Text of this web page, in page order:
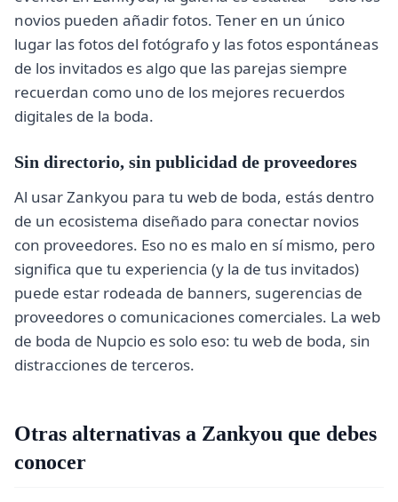
novios pueden añadir fotos. Tener en un único
lugar las fotos del fotógrafo y las fotos espontáneas
de los invitados es algo que las parejas siempre
recuerdan como uno de los mejores recuerdos
digitales de la boda.
Sin directorio, sin publicidad de proveedores
Al usar Zankyou para tu web de boda, estás dentro
de un ecosistema diseñado para conectar novios
con proveedores. Eso no es malo en sí mismo, pero
significa que tu experiencia (y la de tus invitados)
puede estar rodeada de banners, sugerencias de
proveedores o comunicaciones comerciales. La web
de boda de Nupcio es solo eso: tu web de boda, sin
distracciones de terceros.
Otras alternativas a Zankyou que debes
conocer